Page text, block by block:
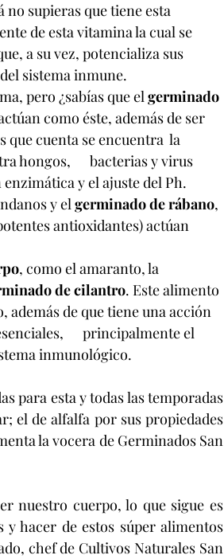
supieras que tiene esta
de esta vitamina la cual se
a su vez, potencializa sus
sistema inmune.
pero ¿sabías que el germinado
como éste, además de ser
cuenta se encuentra  la
hongos,      bacterias y virus
y el ajuste del Ph.
y el germinado de rábano,
antioxidantes) actúan
, como el amaranto, la
de cilantro. Este alimento
además de que tiene una acción
principalmente el
inmunológico.
el de alfalfa por sus propiedades
la vocera de Germinados San
hacer de estos súper alimentos
chef de Cultivos Naturales San